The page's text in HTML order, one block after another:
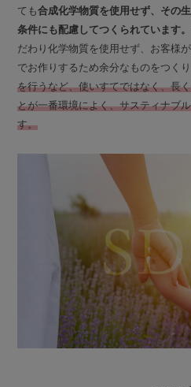
ても合成化学物質を使用せず、その
条件にも配慮してつくられています。
だわり化学物質を使用せず、お客様
でお作りするため余分なものをつく
を行うなど、使いすてではなく、長
とが一番環境によく、サスティナブ
す。